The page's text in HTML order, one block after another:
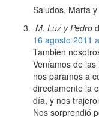
Saludos, Marta
M. Luz y Pedro
16 agosto 2011
También
Veníamos de
nos paramos a
directamente la
día, y nos
Nos sorprendió